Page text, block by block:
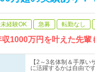
経験OK 急募 転勤なし
収1000万円を叶えた先
【2～3名体制＆手厚
に活躍するかは自由で